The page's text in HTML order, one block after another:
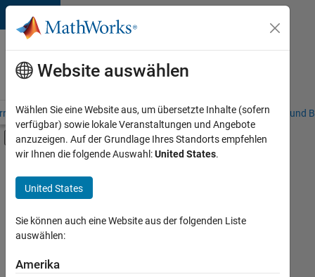
Weiter zum Inhalt
Karriere
bei
MathWorks
– Übersicht Stellensuche Niederlassungen Studierende und
Umschaltung für Off-Canvas-
Hauptinhalt
Information Technology
Commercial Sales
Customer Support
Education Sales
Marketing Communications
+7
Derzeit
Website auswählen
Wählen Sie eine Website aus, um übersetzte Inhalte (sofern
verfügbar) sowie lokale Veranstaltungen und Angebote
anzuzeigen. Auf der Grundlage Ihres Standorts empfehlen
wir Ihnen die folgende Auswahl:United States.
United States
Sie können auch eine Website aus der folgenden Liste
auswählen:
Amerika